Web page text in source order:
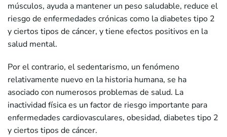
músculos, ayuda a mantener un peso saludable, reduce el
riesgo de enfermedades crónicas como la diabetes tipo 2
y ciertos tipos de cáncer, y tiene efectos positivos en la
salud mental.
Por el contrario, el sedentarismo, un fenómeno
relativamente nuevo en la historia humana, se ha
asociado con numerosos problemas de salud. La
inactividad física es un factor de riesgo importante para
enfermedades cardiovasculares, obesidad, diabetes tipo 2
y ciertos tipos de cáncer.